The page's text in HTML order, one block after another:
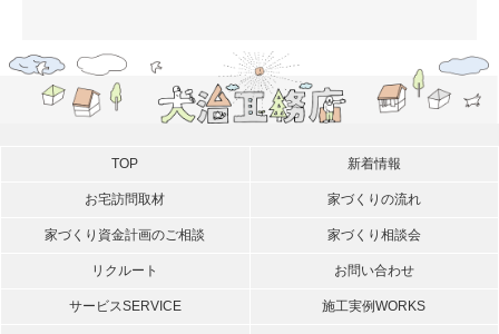
TOP 新着情報
お宅訪問取材 家づくりの流れ
家づくり資金計画のご相談 家づくり相談会
リクルート お問い合わせ
サービスSERVICE 施工実例WORKS